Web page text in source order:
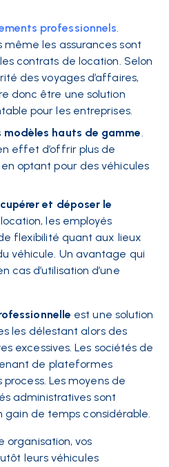
professionnels.
même les assurances sont
contrats de location. Selon
des voyages d’affaires,
donc être une solution
pour les entreprises.
modèles hauts de gamme.
effet d’offrir plus de
optant pour des véhicules
et déposer le
les employés
flexibilité quant aux lieux
véhicule. Un avantage qui
cas d’utilisation d’une
est une solution
les délestant alors des
excessives. Les sociétés de
de plateformes
Les moyens de
administratives sont
gain de temps considérable.
organisation, vos
leurs véhicules